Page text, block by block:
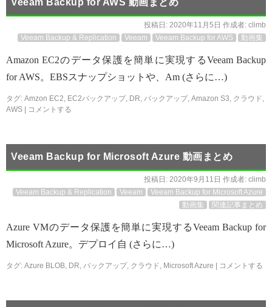
Veeam Backup for AWS 動画まとめ
投稿日: 2020年11月5日 作成者: climb
Veeam Backup & Replication
Veeam Veeam Backup for AWS 動画集
Amazon EC2のデータ保護を簡単に実現するVeeam Backup
for AWS。EBSスナップショットや、Am (さらに…)
タグ: Amzon EC2, EC2バックアップ, DR, バックアップ, Amazon S3, クラウド,
AWS
コメントする
Veeam Backup for Microsoft Azure 動画まとめ
投稿日: 2020年9月11日 作成者: climb
Veeam Backup & Replication
Veeam
Veeam Backup for Microsoft Azure
動画集
関連記事まとめ
Azure VMのデータ保護を簡単に実現するVeeam Backup for
Microsoft Azure。デプロイ自 (さらに…)
タグ: Azure BLOB, DR, バックアップ, クラウド, Microsoft Azure コメントする